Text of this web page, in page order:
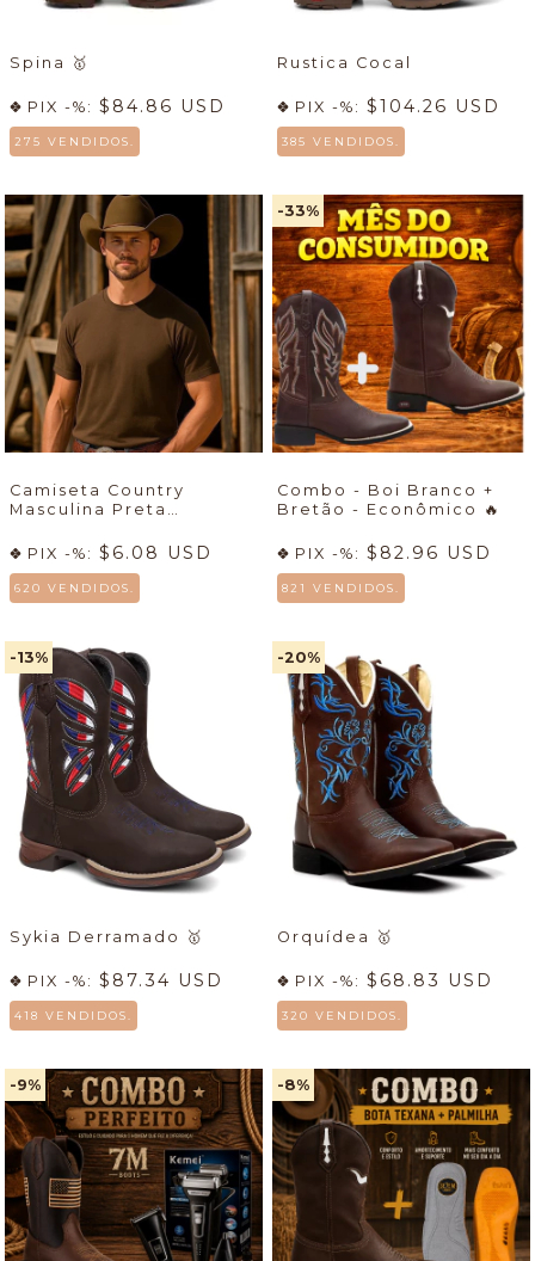
Spina 🥇
PIX -%: $84.86 USD
275 VENDIDOS.
Rustica Cocal
PIX -%: $104.26 USD
385 VENDIDOS.
Camiseta Country
Masculina Preta
(cópia)
PIX -%: $6.08 USD
620 VENDIDOS.
-33%
Combo - Boi Branco +
Bretão - Econômico
🔥
PIX -%: $82.96 USD
821 VENDIDOS.
-13%
Sykia Derramado 🥇
PIX -%: $87.34 USD
418 VENDIDOS.
-20%
Orquídea 🥇
PIX -%: $68.83 USD
320 VENDIDOS.
-9% -8%